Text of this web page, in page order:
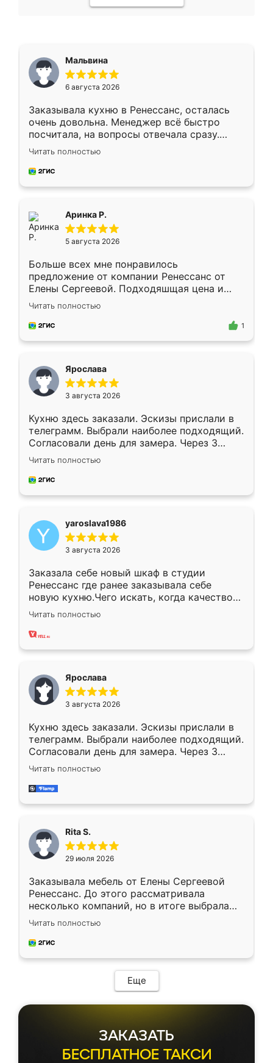
Мальвина
6 августа 2026
Заказывала кухню в Ренессанс, осталась
очень довольна. Менеджер всё быстро
посчитала, на вопросы отвечала сразу.
Замерщик приехал в субботу, подошёл к
делу со всей ответственностью. Собрали
за день, ребята работали аккуратно, даже
Читать полностью
Аринка Р.
5 августа 2026
Больше всех мне понравилось
предложение от компании Ренессанс от
Елены Сергеевой. Подходяшщая цена и
короткие сроки изготовления. Приехавший
для замера сотрудник Владислав
предложил по моему эскизу самый
Читать полностью
1
Ярослава
3 августа 2026
Кухню здесь заказали. Эскизы прислали в
телеграмм. Выбрали наиболее подходящий.
Согласовали день для замера. Через 3
недели кухня была уже готова. Остались
довольны работой. Спасибо Ренессанс
мебель за качественную работу!
Читать полностью
yaroslava1986
3 августа 2026
Заказала себе новый шкаф в студии
Ренессанс где ранее заказывала себе
новую кухню.Чего искать, когда качеством
вполне довольна. Служит кухня уже почти
два года, нареканий нет.
Читать полностью
Ярослава
3 августа 2026
Кухню здесь заказали. Эскизы прислали в
телеграмм. Выбрали наиболее подходящий.
Согласовали день для замера. Через 3
недели кухня была уже готова. Остались
довольны работой. Спасибо Ренессанс
мебель за качественную работу!
Читать полностью
Rita S.
29 июля 2026
Заказывала мебель от Елены Сергеевой
Ренессанс. До этого рассматривала
несколько компаний, но в итоге выбрала
эту. Сначала обговорили условия, потом
приехал замерщик, всё спокойно объяснил
и снял размеры. Изготовили в срок, с
мебель сразу встала на свое место без
каких-либо доработок. Качеством осталась
довольна, все выглядит так, как и ожидала.
Читать полностью
Еще
ЗАКАЗАТЬ
БЕСПЛАТНОЕ ТАКСИ